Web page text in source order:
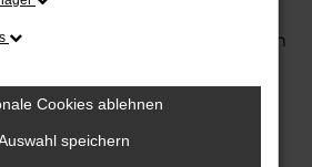
lassen Sie sich von unserem
– der Porsche 718 Spyder
Stuhr
Cookies ablehnen
speichern